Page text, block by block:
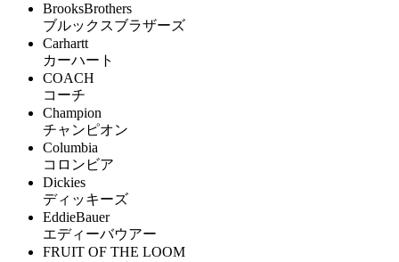
BrooksBrothers
ブルックスブラザーズ
Carhartt
カーハート
COACH
コーチ
Champion
チャンピオン
Columbia
コロンビア
Dickies
ディッキーズ
EddieBauer
エディーバウアー
FRUIT OF THE LOOM